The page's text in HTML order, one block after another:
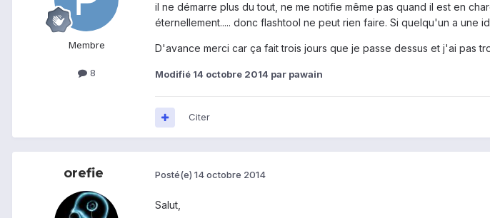
Membre
8
il ne démarre plus du tout, ne me notifie même pas quand il est en
éternellement..... donc flashtool ne peut rien faire. Si quelqu'un a une
D'avance merci car ça fait trois jours que je passe dessus et j'ai pas
Modifié 14 octobre 2014 par pawain
Citer
orefie Posté(e) 14 octobre 2014
Salut,